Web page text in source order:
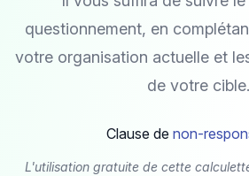
questionnement, en
votre organisation actuelle et
de votre cible.
Clause de non-
L'utilisation gratuite de cette